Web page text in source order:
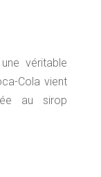
véritable
Cola vient
au sirop